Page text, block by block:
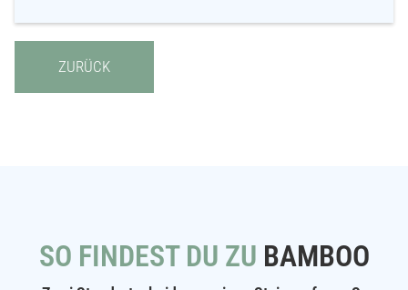
ZURÜCK
SO FINDEST DU ZU BAMBOO